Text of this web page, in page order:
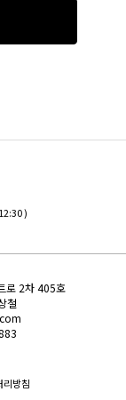
)
로 2차 405호
철
리방침